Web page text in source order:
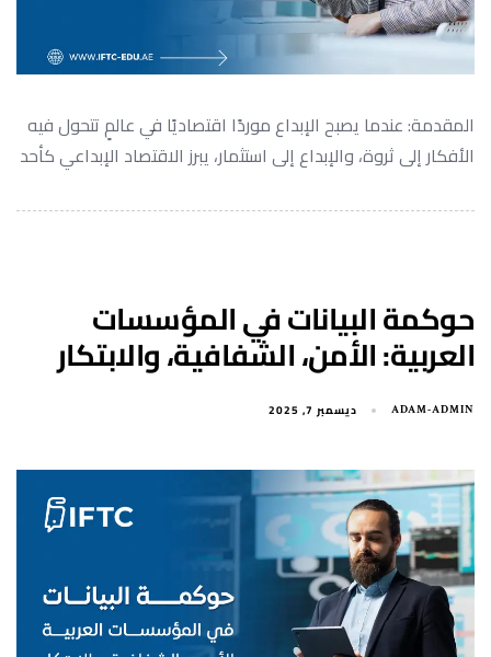
المقدمة: عندما يصبح الإبداع موردًا اقتصاديًا في عالمٍ تتحول فيه
الأفكار إلى ثروة، والإبداع إلى استثمار، يبرز الاقتصاد الإبداعي كأحد
حوكمة البيانات في المؤسسات
العربية: الأمن، الشفافية، والابتكار
ADAM-ADMIN ديسمبر 7, 2025